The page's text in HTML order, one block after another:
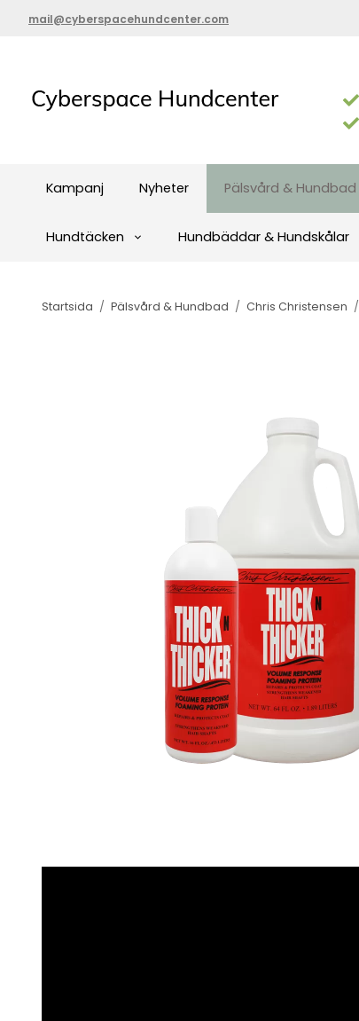
mail@cyberspacehundcenter.com
Kampanj Nyheter Pälsvård & Hundbad
Hundtäcken Hundbäddar & Hundskålar
Startsida / Pälsvård & Hundbad / Chris Christensen /